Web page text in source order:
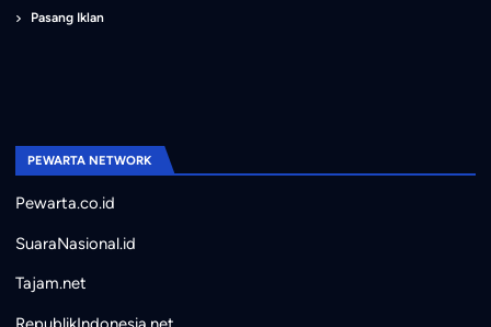
Pasang Iklan
PEWARTA NETWORK
Pewarta.co.id
SuaraNasional.id
Tajam.net